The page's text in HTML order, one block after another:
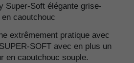
Super-Soft élégante grise-
caoutchouc
extrêmement pratique avec
SOFT avec en plus un
en caoutchouc souple.